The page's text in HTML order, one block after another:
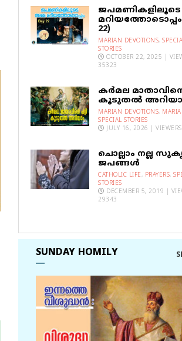
മറിയത്തോടൊപ്പം
22)
MARIAN DEVOTIONS,
STORIES
OCTOBER 22, 2025 |
35323
കര്‍മല മാതാവിനെ
കൂടുതല്‍
MARIAN DEVOTIONS,
SPECIAL STORIES
JULY 16, 2026 |
ചൊല്ലാം നല്ല
ജപങ്ങൾ
CATHOLIC LIFE, PRAYERS,
STORIES
DECEMBER 5, 2019 |
29343
SUNDAY HOMILY